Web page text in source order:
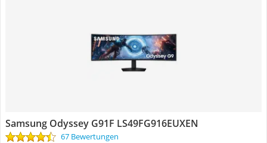
Samsung Odyssey G91F LS49FG916EUXEN
67 Bewertungen